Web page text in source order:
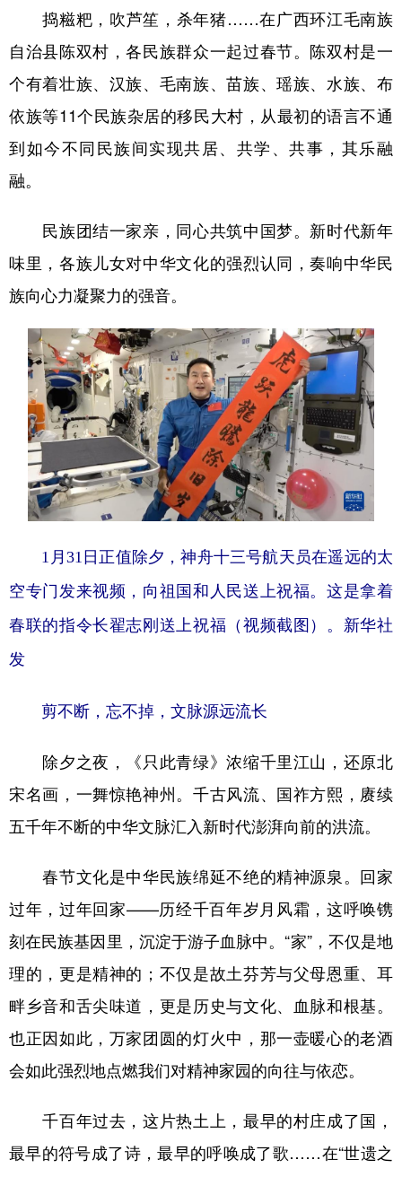
捣糍粑，吹芦笙，杀年猪……在广西环江毛南族
自治县陈双村，各民族群众一起过春节。陈双村是一
个有着壮族、汉族、毛南族、苗族、瑶族、水族、布
依族等11个民族杂居的移民大村，从最初的语言不通
到如今不同民族间实现共居、共学、共事，其乐融
融。
民族团结一家亲，同心共筑中国梦。新时代新年
味里，各族儿女对中华文化的强烈认同，奏响中华民
族向心力凝聚力的强音。
1月31日正值除夕，神舟十三号航天员在遥远的太
空专门发来视频，向祖国和人民送上祝福。这是拿着
春联的指令长翟志刚送上祝福（视频截图）。新华社
发
剪不断，忘不掉，文脉源远流长
除夕之夜，《只此青绿》浓缩千里江山，还原北
宋名画，一舞惊艳神州。千古风流、国祚方熙，赓续
五千年不断的中华文脉汇入新时代澎湃向前的洪流。
春节文化是中华民族绵延不绝的精神源泉。回家
过年，过年回家——历经千百年岁月风霜，这呼唤镌
刻在民族基因里，沉淀于游子血脉中。“家”，不仅是地
理的，更是精神的；不仅是故土芬芳与父母恩重、耳
畔乡音和舌尖味道，更是历史与文化、血脉和根基。
也正因如此，万家团圆的灯火中，那一壶暖心的老酒
会如此强烈地点燃我们对精神家园的向往与依恋。
千百年过去，这片热土上，最早的村庄成了国，
最早的符号成了诗，最早的呼唤成了歌……在“世遗之